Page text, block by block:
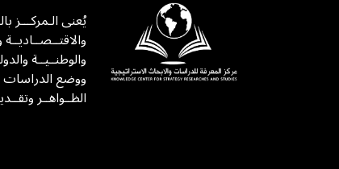
يُعنى الـمركـــز
والوطنــيــة
ووضع الدراسات
الظــواهــر